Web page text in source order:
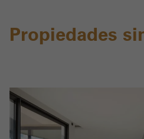
Propiedades